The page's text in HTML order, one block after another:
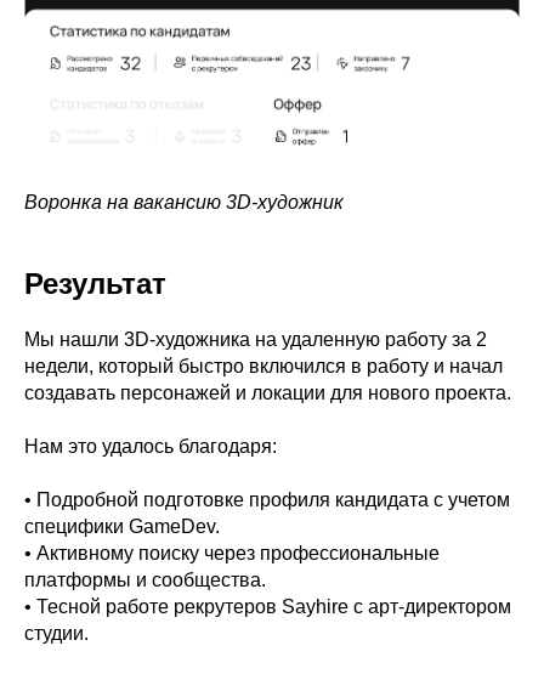
Воронка на вакансию 3D-художник
Результат
Мы нашли 3D-художника на удаленную работу за 2
недели, который быстро включился в работу и начал
создавать персонажей и локации для нового проекта.
Нам это удалось благодаря:
• Подробной подготовке профиля кандидата с учетом
специфики GameDev.
• Активному поиску через профессиональные
платформы и сообщества.
• Тесной работе рекрутеров Sayhire с арт-директором
студии.